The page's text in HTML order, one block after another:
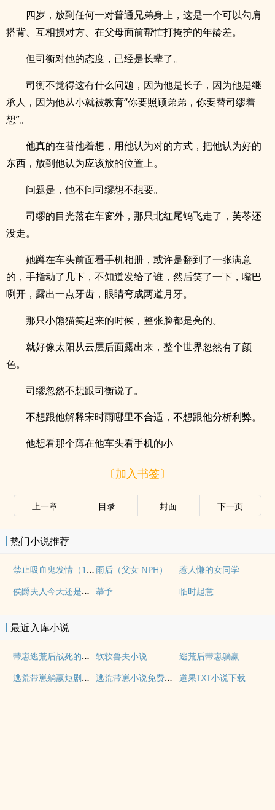
四岁，放到任何一对普通兄弟身上，这是一个可以勾肩
搭背、互相损对方、在父母面前帮忙打掩护的年龄差。
但司衡对他的态度，已经是长辈了。
司衡不觉得这有什么问题，因为他是长子，因为他是继
承人，因为他从小就被教育“你要照顾弟弟，你要替司缪着
想”。
他真的在替他着想，用他认为对的方式，把他认为好的
东西，放到他认为应该放的位置上。
问题是，他不问司缪想不想要。
司缪的目光落在车窗外，那只北红尾鸲飞走了，芙苓还
没走。
她蹲在车头前面看手机相册，或许是翻到了一张满意
的，手指动了几下，不知道发给了谁，然后笑了一下，嘴巴
咧开，露出一点牙齿，眼睛弯成两道月牙。
那只小熊猫笑起来的时候，整张脸都是亮的。
就好像太阳从云层后面露出来，整个世界忽然有了颜
色。
司缪忽然不想跟司衡说了。
不想跟他解释宋时雨哪里不合适，不想跟他分析利弊。
他想看那个蹲在他车头看手机的小
〔加入书签〕
上一章 目录 封面 下一页
热门小说推荐
禁止吸血鬼发情（1v1姐狗高H）雨后（父女 NPH） 惹人慊的女同学
侯爵夫人今天还是没有现(婚后, 1v1) 慕予 临时起意
最近入库小说
带崽逃荒后战死的夫君回来了 软软兽夫小说 逃荒后带崽躺赢
逃荒带崽躺赢短剧免费观看 逃荒带崽小说免费阅读 道果TXT小说下载